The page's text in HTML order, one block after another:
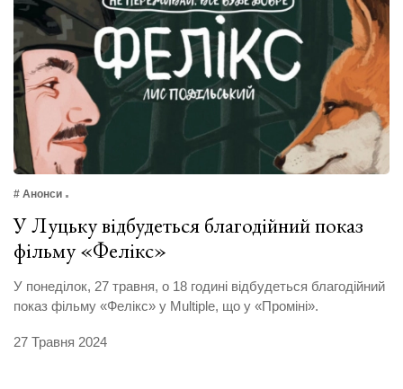
# Анонси
У Луцьку відбудеться благодійний показ
фільму «Фелікс»
У понеділок, 27 травня, о 18 годині відбудеться благодійний
показ фільму «Фелікс» у Multiple, що у «Проміні».
27 Травня 2024